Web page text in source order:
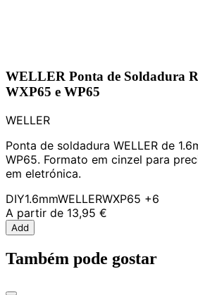
WELLER Ponta de Soldadura
WXP65 e WP65
WELLER
Ponta de soldadura WELLER de
WP65. Formato em cinzel para
em eletrónica.
DIY1.6mmWELLERWXP65 +6
A partir de 13,95 €
Add
Também pode gostar